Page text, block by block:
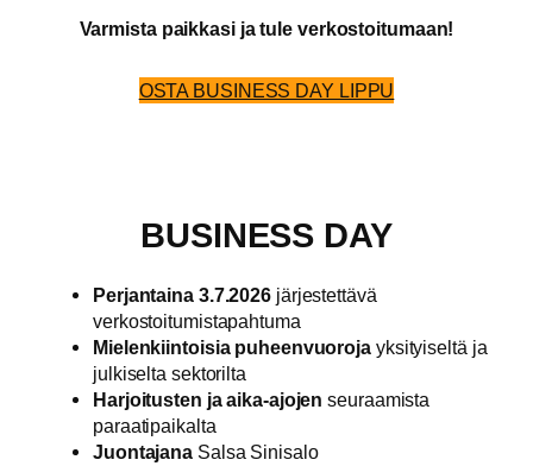
Varmista paikkasi ja tule verkostoitumaan!
OSTA BUSINESS DAY LIPPU
BUSINESS DAY
Perjantaina 3.7.2026 järjestettävä
verkostoitumistapahtuma
Mielenkiintoisia puheenvuoroja yksityiseltä ja
julkiselta sektorilta
Harjoitusten ja aika-ajojen seuraamista
paraatipaikalta
Juontajana Salsa Sinisalo